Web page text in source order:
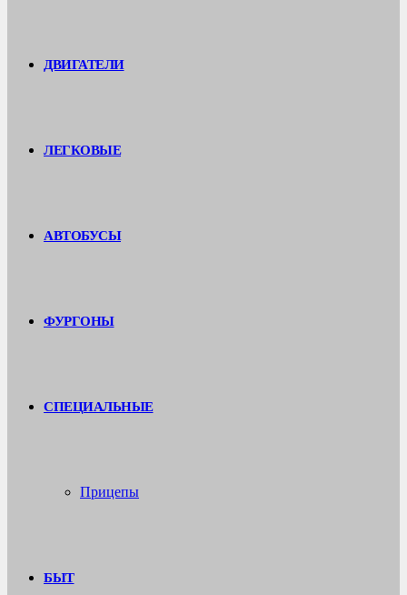
ДВИГАТЕЛИ
ЛЕГКОВЫЕ
АВТОБУСЫ
ФУРГОНЫ
СПЕЦИАЛЬНЫЕ
Прицепы
БЫТ